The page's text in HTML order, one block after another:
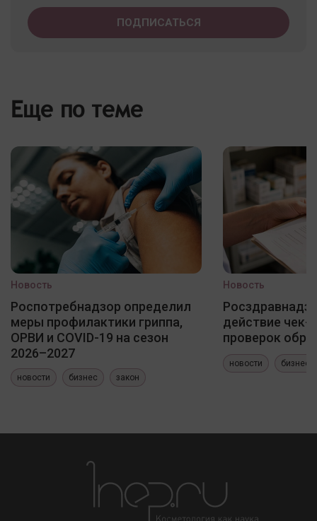
Еще по теме
Новость
Роспотребнадзор определил
меры профилактики гриппа,
ОРВИ и COVID-19 на сезон
2026–2027
новости бизнес закон
Новость
действие чек-
проверок
новости бизнес